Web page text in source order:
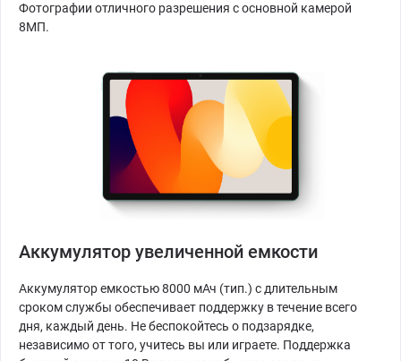
Фотографии отличного разрешения с основной камерой
8МП.
Аккумулятор увеличенной емкости
Аккумулятор емкостью 8000 мАч (тип.) с длительным
сроком службы обеспечивает поддержку в течение всего
дня, каждый день. Не беспокойтесь о подзарядке,
независимо от того, учитесь вы или играете. Поддержка